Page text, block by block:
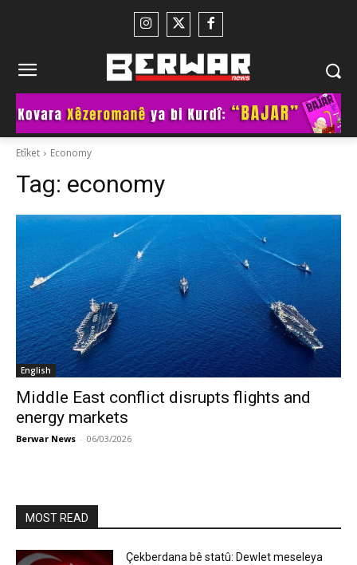
Etîket Economy
Tag: economy
English
Middle East conflict disrupts flights and
energy markets
Berwar News - 06/03/2026
MOST READ
Çekberdana bê statû: Dewlet meseleya